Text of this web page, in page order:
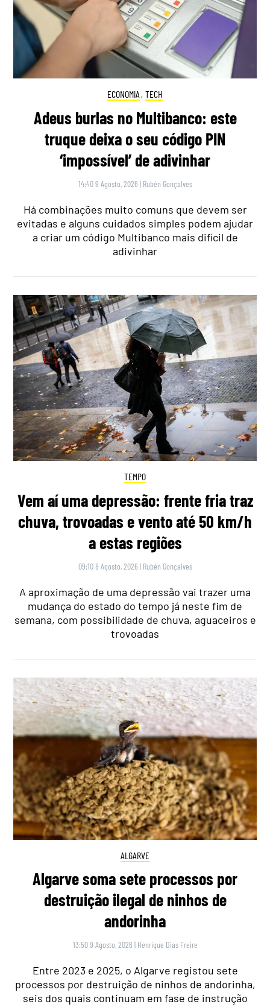
ECONOMIA , TECH
Adeus burlas no Multibanco: este
truque deixa o seu código PIN
‘impossível’ de adivinhar
14:40 9 Agosto, 2026 | Rubén Gonçalves
Há combinações muito comuns que devem ser
evitadas e alguns cuidados simples podem ajudar
a criar um código Multibanco mais difícil de
adivinhar
TEMPO
Vem aí uma depressão: frente fria traz
chuva, trovoadas e vento até 50 km/h
a estas regiões
09:10 8 Agosto, 2026 | Rubén Gonçalves
A aproximação de uma depressão vai trazer uma
mudança do estado do tempo já neste fim de
semana, com possibilidade de chuva, aguaceiros e
trovoadas
ALGARVE
Algarve soma sete processos por
destruição ilegal de ninhos de
andorinha
13:50 9 Agosto, 2026 | Henrique Dias Freire
Entre 2023 e 2025, o Algarve registou sete
processos por destruição de ninhos de andorinha,
seis dos quais continuam em fase de instrução